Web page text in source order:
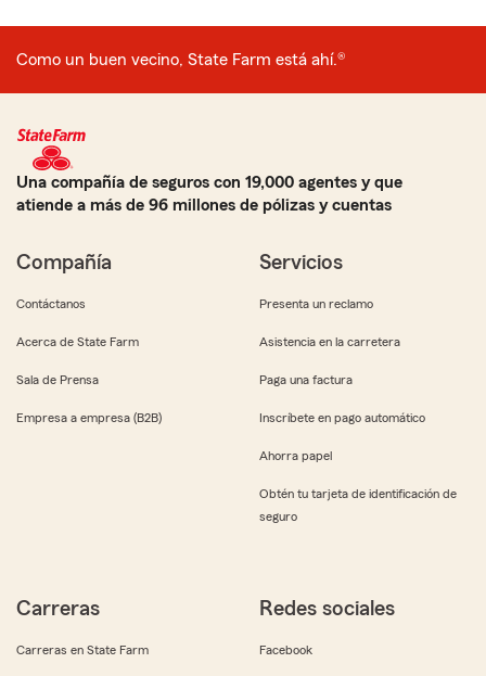
Como un buen vecino, State Farm está ahí.®
Una compañía de seguros con 19,000 agentes y que
atiende a más de 96 millones de pólizas y cuentas
Compañía
Contáctanos
Acerca de State Farm
Sala de Prensa
Empresa a empresa (B2B)
Servicios
Presenta un reclamo
Asistencia en la carretera
Paga una factura
Inscríbete en pago automático
Ahorra papel
Obtén tu tarjeta de identificación de
seguro
Carreras
Carreras en State Farm
Redes sociales
Facebook